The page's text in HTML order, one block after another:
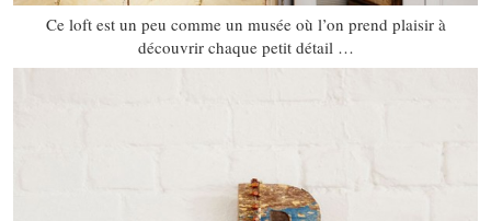
Ce loft est un peu comme un musée où l’on prend plaisir à
découvrir chaque petit détail …